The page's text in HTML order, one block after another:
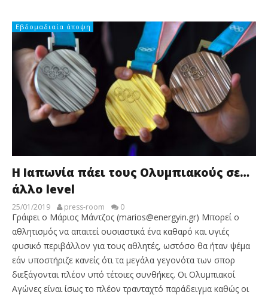
Εβδομαδιαία άποψη
Η Ιαπωνία πάει τους Ολυμπιακούς σε…
άλλο level
25/01/2019 press-room 0
Γράφει ο Μάριος Μάντζος (marios@energyin.gr) Μπορεί ο
αθλητισμός να απαιτεί ουσιαστικά ένα καθαρό και υγιές
φυσικό περιβάλλον για τους αθλητές, ωστόσο θα ήταν ψέμα
εάν υποστήριζε κανείς ότι τα μεγάλα γεγονότα των σπορ
διεξάγονται πλέον υπό τέτοιες συνθήκες. Οι Ολυμπιακοί
Αγώνες είναι ίσως το πλέον τρανταχτό παράδειγμα καθώς οι